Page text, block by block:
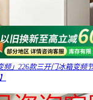
」226款三开门冰箱变频